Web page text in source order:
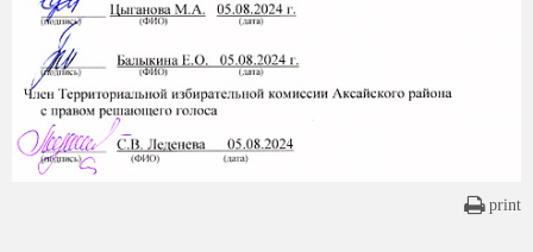
print